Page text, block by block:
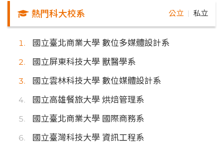
熱門科大校系 公立 私立
國立臺北商業大學 數位多媒體設計系
國立屏東科技大學 獸醫學系
國立雲林科技大學 數位媒體設計系
國立高雄餐旅大學 烘焙管理系
國立臺北商業大學 國際商務系
國立臺灣科技大學 資訊工程系